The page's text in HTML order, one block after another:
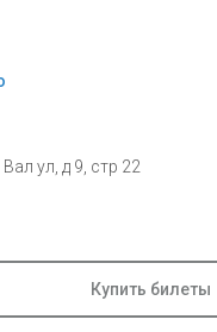
ул, д 9, стр 22
Купить билеты